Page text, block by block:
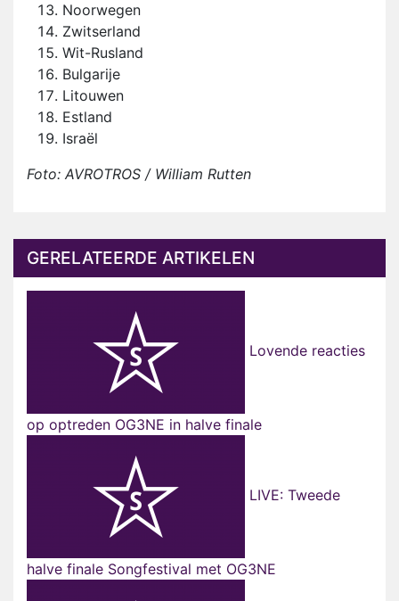
Noorwegen
Zwitserland
Wit-Rusland
Bulgarije
Litouwen
Estland
Israël
Foto: AVROTROS / William Rutten
GERELATEERDE ARTIKELEN
Lovende reacties
op optreden OG3NE in halve finale
LIVE: Tweede
halve finale Songfestival met OG3NE